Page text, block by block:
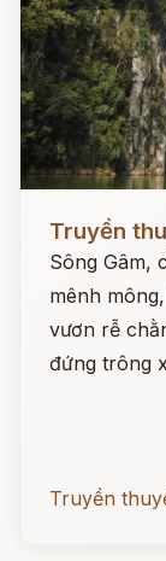
Đọc ngay
Truyền
Sông Gâm,
mênh
vươn rễ
đứng trông
Truyền